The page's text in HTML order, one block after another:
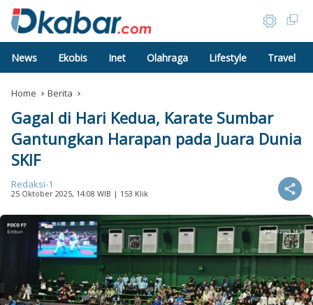
News Ekobis Inet Olahraga Lifestyle Travel
Home Berita
Gagal di Hari Kedua, Karate Sumbar
Gantungkan Harapan pada Juara Dunia
SKIF
Redaksi-1
25 Oktober 2025, 14:08 WIB | 153 Klik